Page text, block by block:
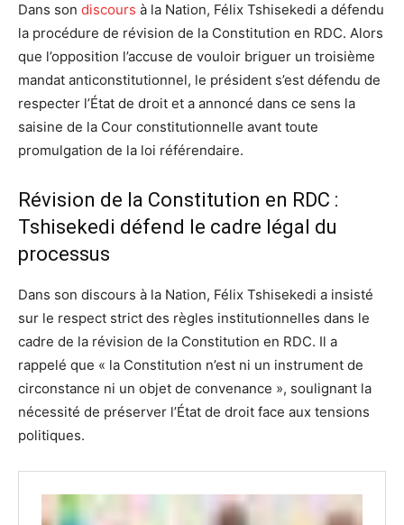
Dans son discours à la Nation, Félix Tshisekedi a défendu
la procédure de révision de la Constitution en RDC. Alors
que l’opposition l’accuse de vouloir briguer un troisième
mandat anticonstitutionnel, le président s’est défendu de
respecter l’État de droit et a annoncé dans ce sens la
saisine de la Cour constitutionnelle avant toute
promulgation de la loi référendaire.
Révision de la Constitution en RDC :
Tshisekedi défend le cadre légal du
processus
Dans son discours à la Nation, Félix Tshisekedi a insisté
sur le respect strict des règles institutionnelles dans le
cadre de la révision de la Constitution en RDC. Il a
rappelé que « la Constitution n’est ni un instrument de
circonstance ni un objet de convenance », soulignant la
nécessité de préserver l’État de droit face aux tensions
politiques.